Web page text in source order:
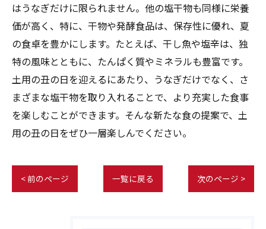
はうなぎだけに限られません。他の塩干物も同様に栄養
価が高く、特に、干物や発酵食品は、保存性に優れ、夏
の食卓を豊かにします。たとえば、干し魚や塩辛は、独
特の風味とともに、たんぱく質やミネラルも豊富です。
土用の丑の日を迎えるにあたり、うなぎだけでなく、さ
まざまな塩干物を取り入れることで、より充実した食事
を楽しむことができます。そんな新たな食の提案で、土
用の丑の日をぜひ一層楽しんでください。
< 前のページ 一覧に戻る 次のページ >